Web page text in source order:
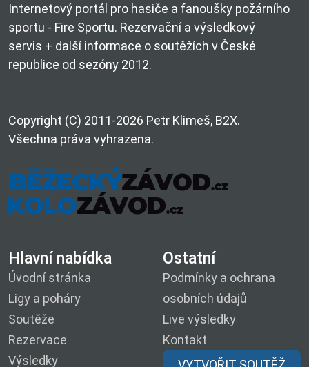
Internetový portál pro hasiče a fanoušky požárního
sportu - Fire Sportu. Rezervační a výsledkový
servis + další informace o soutěžích v České
republice od sezóny 2012.
Copyright (C) 2011-2026 Petr Klimeš, B2X.
Všechna práva vyhrazena.
Hlavní nabídka
Úvodní stránka
Ligy a poháry
Soutěže
Rezervace
Výsledky
Ostatní
Podmínky a ochrana
osobních údajů
Live výsledky
Kontakt